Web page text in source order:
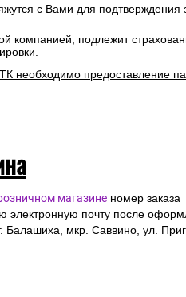
с Вами для подтверждения
компанией, подлежит
необходимо предоставление
магазине номер заказа
электронную почту после
Балашиха, мкр. Саввино, ул.